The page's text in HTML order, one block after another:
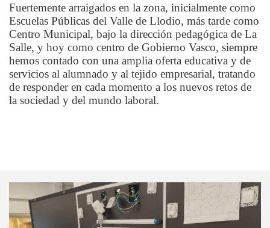
Fuertemente arraigados en la zona, inicialmente como
Escuelas Públicas del Valle de Llodio, más tarde como
Centro Municipal, bajo la dirección pedagógica de La
Salle, y hoy como centro de Gobierno Vasco, siempre
hemos contado con una amplia oferta educativa y de
servicios al alumnado y al tejido empresarial, tratando
de responder en cada momento a los nuevos retos de
la sociedad y del mundo laboral.